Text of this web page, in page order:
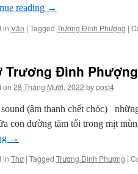
reading →
in Văn | Tagged Trương Đình Phượng |
Trương Đình Phượng
on 28 Tháng Mười, 2022 bypost4
sound (âm thanh chết chóc)
con đường tăm tối trong mịt
→
in Thơ | Tagged Trương Đình Phượng |